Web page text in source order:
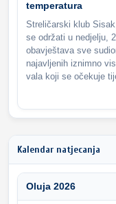
temperatura
Streličarski klub
se održati u nedjelju,
obavještava sve
najavljenih iznimno
vala koji se očekuje
Kalendar natjecanja
Oluja 2026